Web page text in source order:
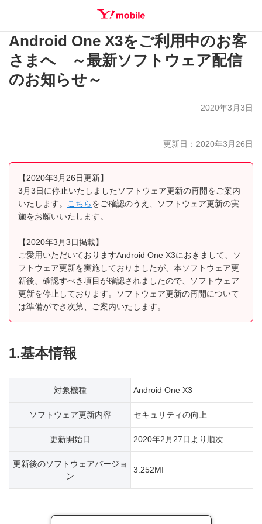
SEARCH
Android One X3をご利用中のお客
さまへ ～最新ソフトウェア配信
のお知らせ～
2020年3月3日
更新日：2020年3月26日
【2020年3月26日更新】
3月3日に停止いたしましたソフトウェア更新の再開をご案内
いたします。
こちらをご確認のうえ、ソフトウェア更新の実
施をお願いいたします。
【2020年3月3日掲載】
ご愛用いただいておりますAndroid One X3におきまして、ソ
フトウェア更新を実施しておりましたが、本ソフトウェア更
新後、確認すべき項目が確認されましたので、ソフトウェア
更新を停止しております。ソフトウェア更新の再開について
は準備ができ次第、ご案内いたします。
1.基本情報
対象機種 Android One X3
ソフトウェア更新内容 セキュリティの向上
更新開始日 2020年2月27日より順次
更新後のソフトウェアバージョ
ン
3.252MI